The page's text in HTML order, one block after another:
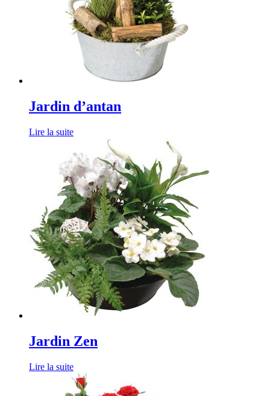
Jardin d’antan
Lire la suite
Jardin Zen
Lire la suite